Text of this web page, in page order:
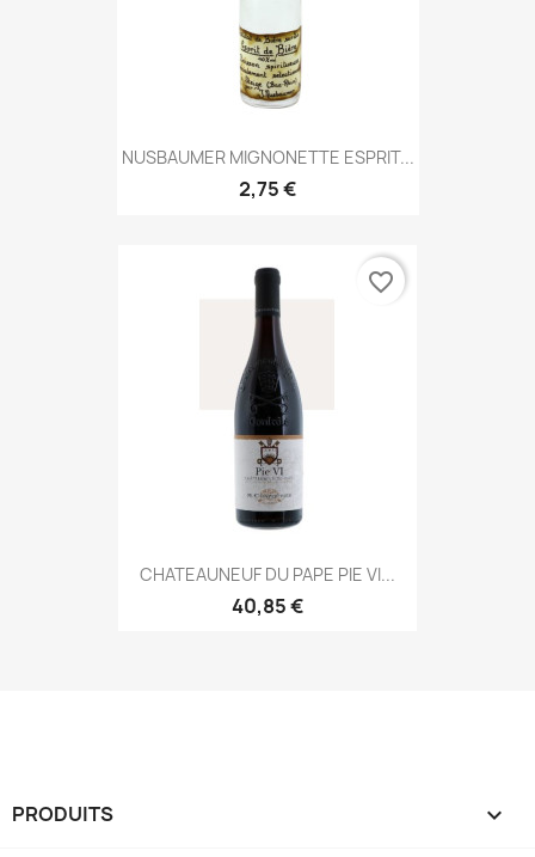
NUSBAUMER MIGNONETTE ESPRIT...
2,75 €
CHATEAUNEUF DU PAPE PIE VI...
40,85 €
favorite_border
PRODUITS 